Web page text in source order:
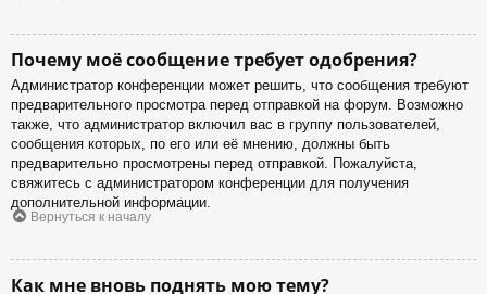
Почему моё сообщение требует одобрения?
Администратор конференции может решить, что сообщения требуют
предварительного просмотра перед отправкой на форум. Возможно
также, что администратор включил вас в группу пользователей,
сообщения которых, по его или её мнению, должны быть
предварительно просмотрены перед отправкой. Пожалуйста,
свяжитесь с администратором конференции для получения
дополнительной информации.
Вернуться к началу
Как мне вновь поднять мою тему?